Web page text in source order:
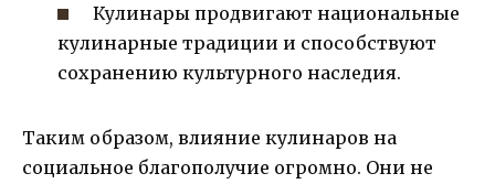
Кулинары продвигают национальные
кулинарные традиции и способствуют
сохранению культурного наследия.
Таким образом, влияние кулинаров на
социальное благополучие огромно. Они не